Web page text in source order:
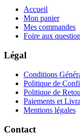
Accueil
Mon panier
Mes commandes
Foire aux
Légal
Conditions
Politique de
Politique de
Paiements et
Mentions légales
Contact